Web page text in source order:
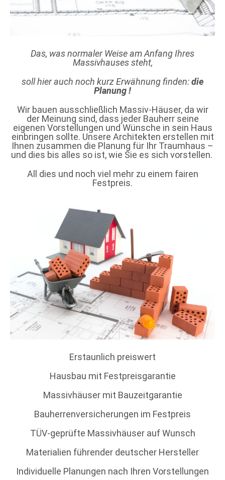
Das, was normaler Weise am Anfang Ihres
Massivhauses steht,
soll hier auch noch kurz Erwähnung finden:die
Planung!
Wir bauen ausschließlich Massiv-Häuser, da wir
der Meinung sind, dass jeder Bauherr seine
eigenen Vorstellungen und Wünsche in sein Haus
einbringen sollte. Unsere Architekten erstellen mit
Ihnen zusammen die Planung für Ihr Traumhaus –
und dies bis alles so ist, wie Sie es sich vorstellen.
All dies und noch viel mehr zu einem fairen
Festpreis.
Erstaunlich preiswert
Hausbau mit Festpreisgarantie
Massivhäuser mit Bauzeitgarantie
Bauherrenversicherungen im Festpreis
TÜV-geprüfte Massivhäuser auf Wunsch
Materialien führender deutscher Hersteller
Individuelle Planungen nach Ihren Vorstellungen